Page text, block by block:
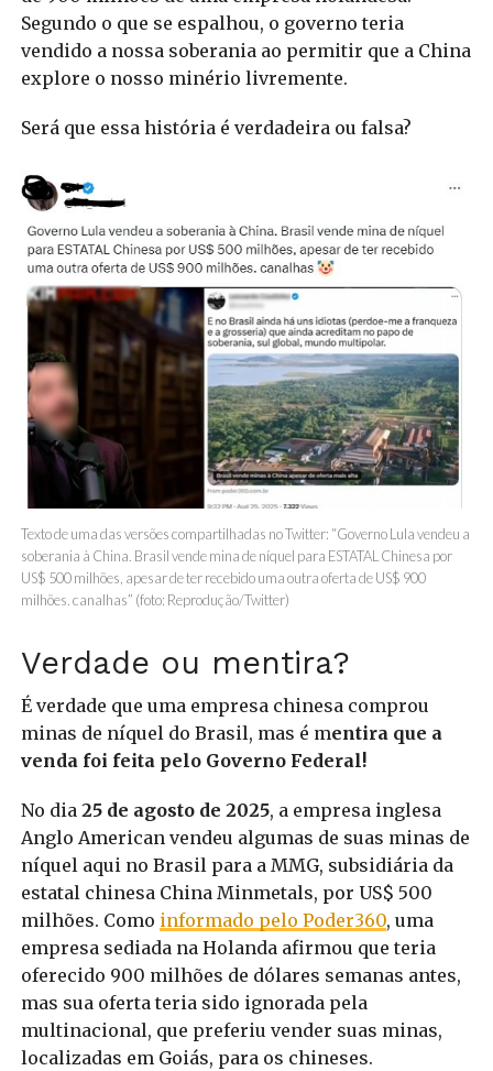
Segundo o que se espalhou, o governo teria
vendido a nossa soberania ao permitir que a China
explore o nosso minério livremente.
Será que essa história é verdadeira ou falsa?
Texto de uma das versões compartilhadas no Twitter: “Governo Lula vendeu a
soberania à China. Brasil vende mina de níquel para ESTATAL Chinesa por
US$ 500 milhões, apesar de ter recebido uma outra oferta de US$ 900
milhões. canalhas” (foto: Reprodução/Twitter)
Verdade ou mentira?
É verdade que uma empresa chinesa comprou
minas de níquel do Brasil, mas é mentira que a
venda foi feita pelo Governo Federal!
No dia 25 de agosto de 2025, a empresa inglesa
Anglo American vendeu algumas de suas minas de
níquel aqui no Brasil para a MMG, subsidiária da
estatal chinesa China Minmetals, por US$ 500
milhões. Como informado pelo Poder360, uma
empresa sediada na Holanda afirmou que teria
oferecido 900 milhões de dólares semanas antes,
mas sua oferta teria sido ignorada pela
multinacional, que preferiu vender suas minas,
localizadas em Goiás, para os chineses.